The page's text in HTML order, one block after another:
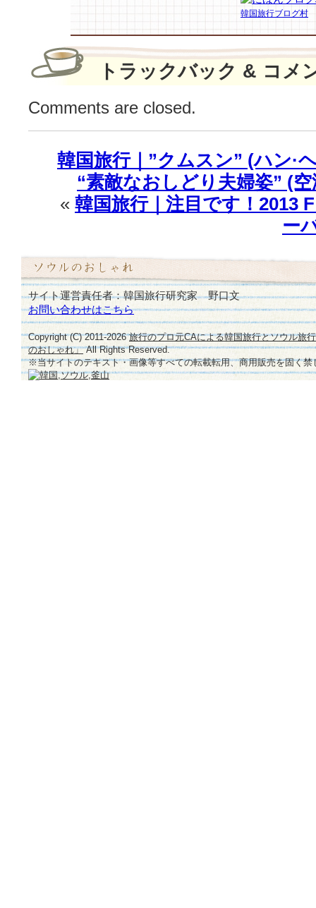
は
韓国旅行ブログ村
トラックバック & コメ
Comments are closed.
韓国旅行｜”クムスン” (ハン·
“素敵なおしどり夫婦姿” (
« 韓国旅行｜注目です！2013
ー
サイト運営責任者：韓国旅行研究家 野口文
お問い合わせはこちら
Copyright (C) 2011-2026旅行のプロ元CAによる韓国旅行とソウル旅
のおしゃれ」All Rights Reserved.
※当サイトのテキスト・画像等すべての転載転用、商用販売を固く禁